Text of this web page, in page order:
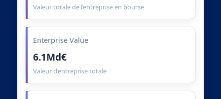
Valeur totale de l’entreprise en bourse
Enterprise Value
6.1Md€
Valeur d’entreprise totale